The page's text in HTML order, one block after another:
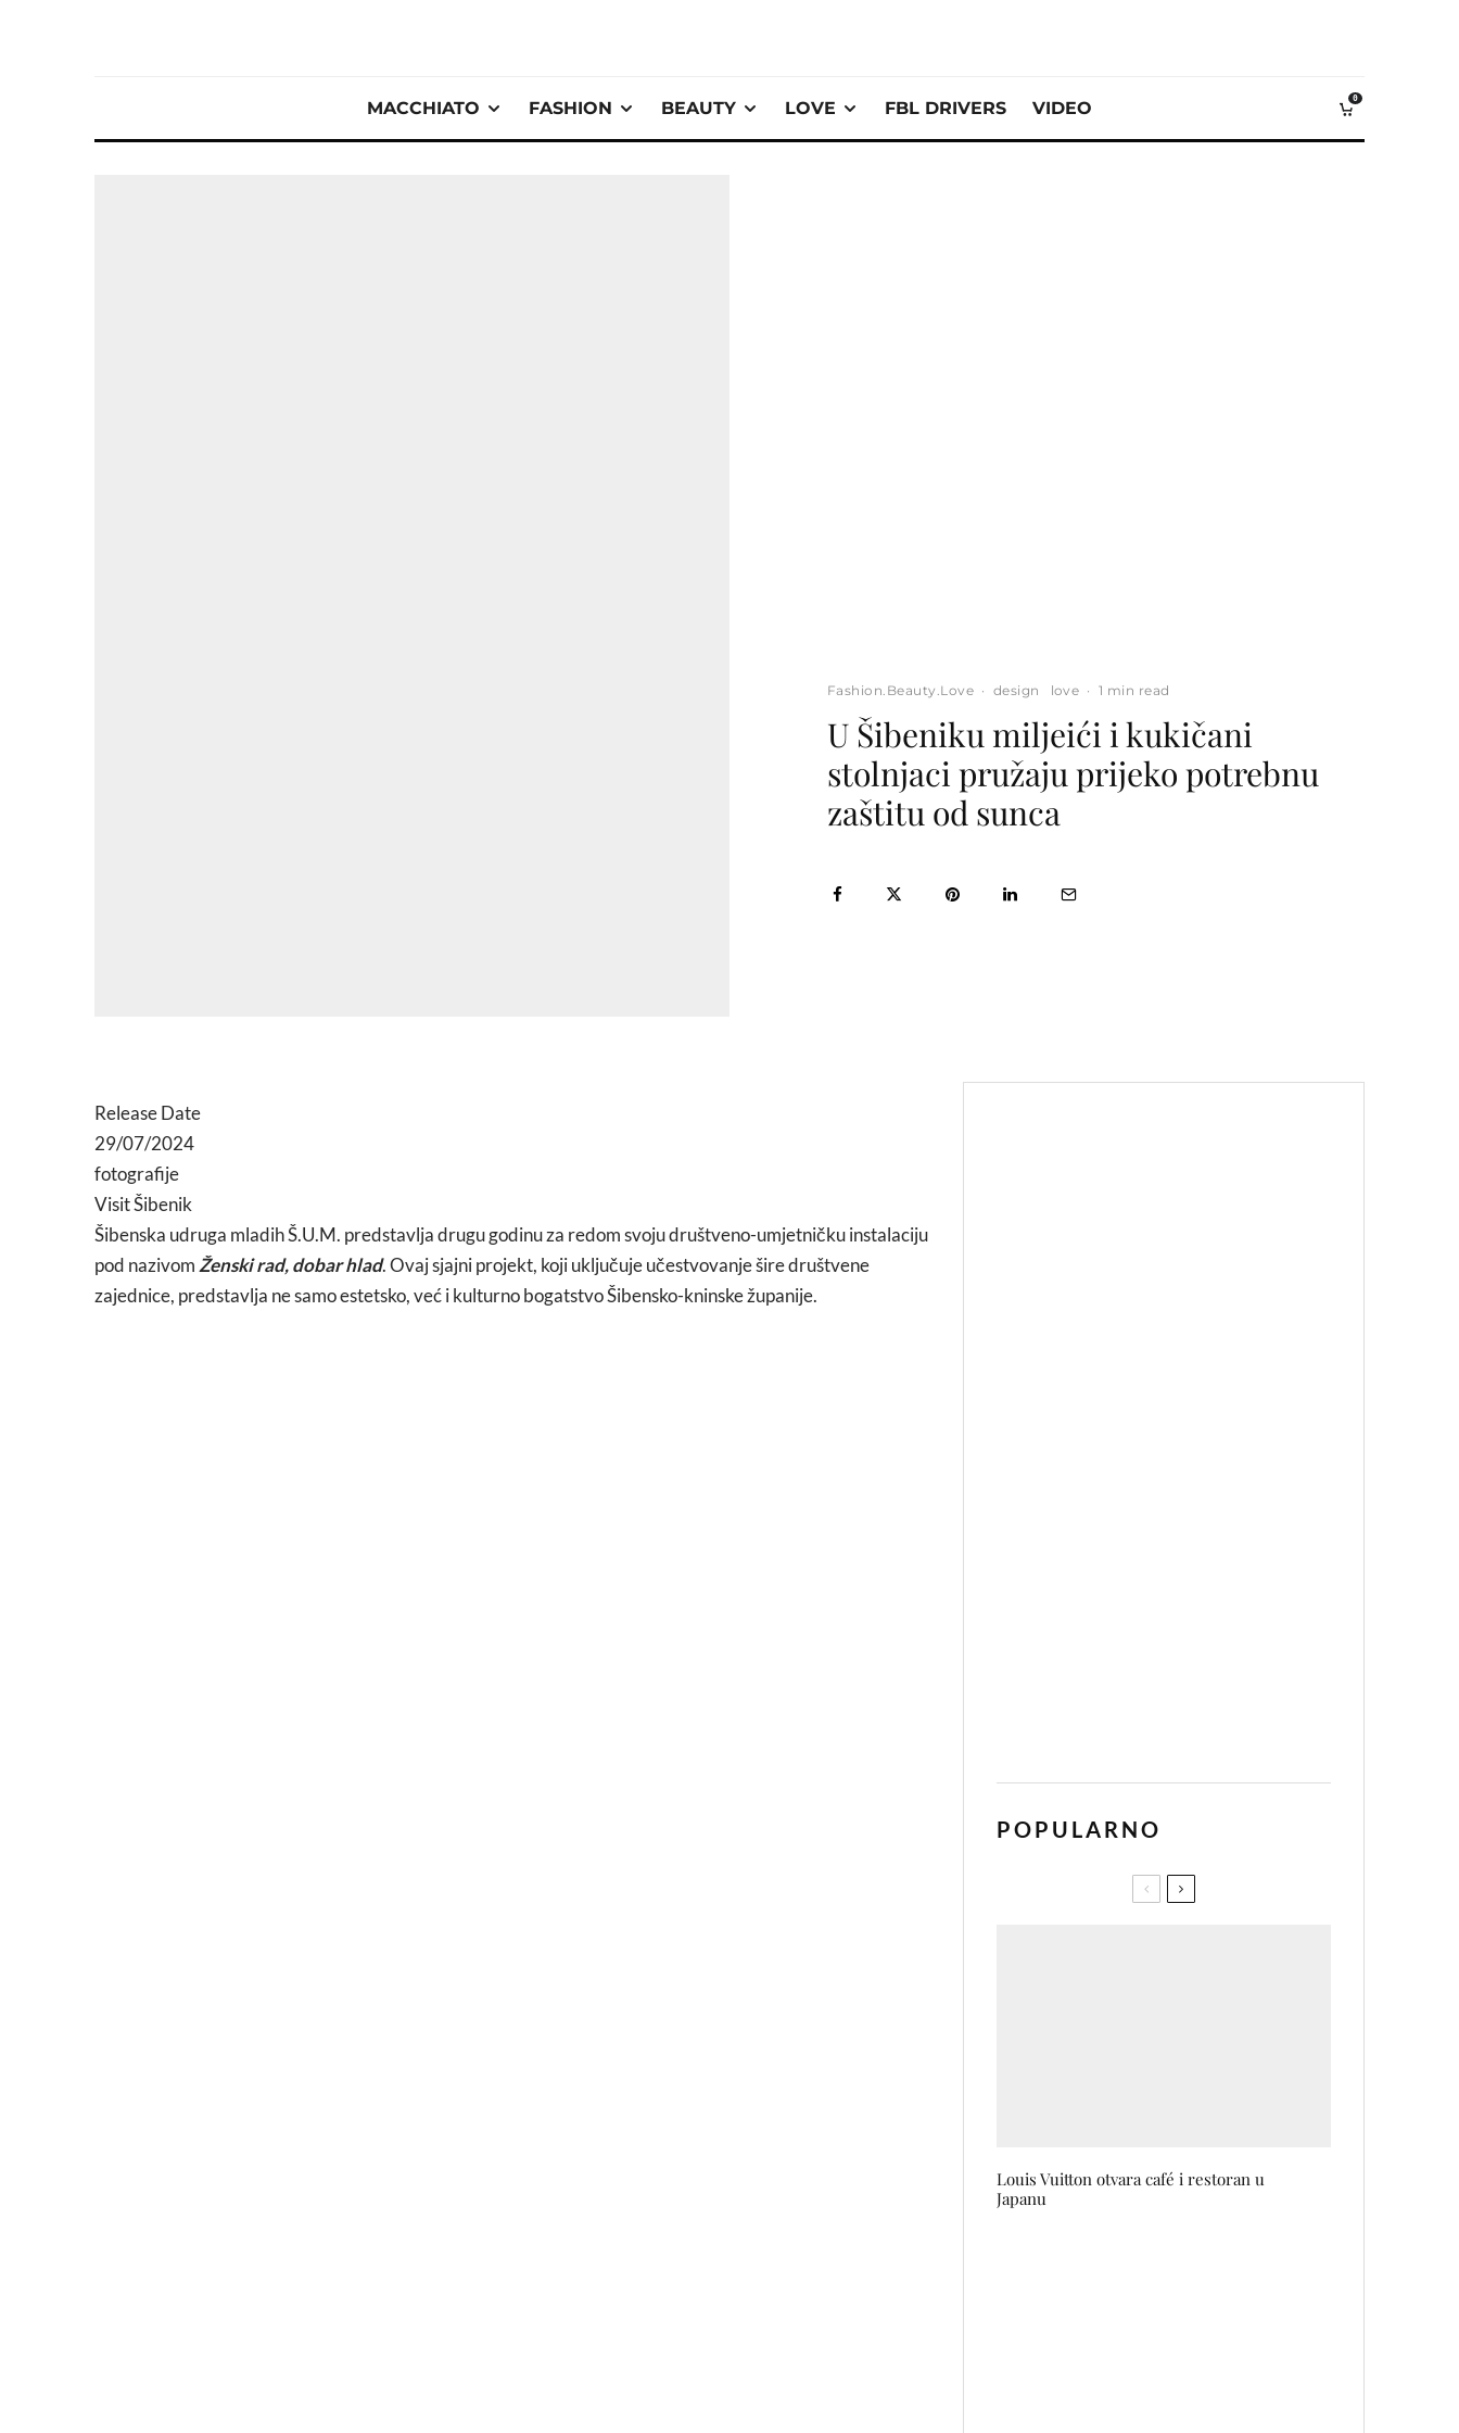
MACCHIATO FASHION BEAUTY LOVE FBL DRIVERS VIDEO 0
Fashion.Beauty.Love · design love · 1 min read
U Šibeniku miljeići i kukičani
stolnjaci pružaju prijeko potrebnu
zaštitu od sunca
Release Date
29/07/2024
fotografije
Visit Šibenik
Šibenska udruga mladih Š.U.M. predstavlja drugu godinu za redom svoju društveno-umjetničku instalaciju
pod nazivom Ženski rad, dobar hlad. Ovaj sjajni projekt, koji uključuje učestvovanje šire društvene
zajednice, predstavlja ne samo estetsko, već i kulturno bogatstvo Šibensko-kninske županije.
POPULARNO
Louis Vuitton otvara café i restoran u
Japanu